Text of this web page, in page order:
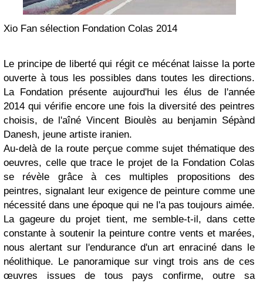
Xio Fan sélection Fondation Colas 2014
Le principe de liberté qui régit ce mécénat laisse la porte
ouverte à tous les possibles dans toutes les directions.
La Fondation présente aujourd'hui les élus de l'année
2014 qui vérifie encore une fois la diversité des peintres
choisis, de l'aîné Vincent Bioulès au benjamin Sépànd
Danesh, jeune artiste iranien.
Au-delà de la route perçue comme sujet thématique des
oeuvres, celle que trace le projet de la Fondation Colas
se révèle grâce à ces multiples propositions des
peintres, signalant leur exigence de peinture comme une
nécessité dans une époque qui ne l'a pas toujours aimée.
La gageure du projet tient, me semble-t-il, dans cette
constante à soutenir la peinture contre vents et marées,
nous alertant sur l'endurance d'un art enraciné dans le
néolithique. Le panoramique sur vingt trois ans de ces
œuvres issues de tous pays confirme, outre sa